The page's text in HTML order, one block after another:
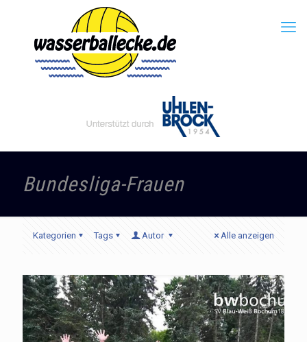
Bundesliga-Frauen
Kategorien Tags Autor Alle anzeigen